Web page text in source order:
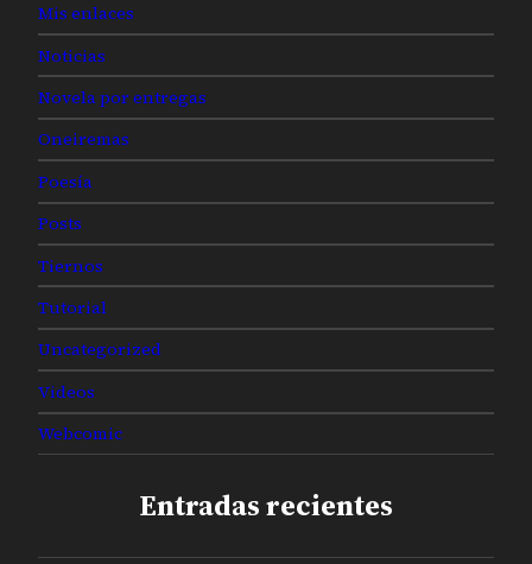
Mis enlaces
Noticias
Novela por entregas
Oneiremas
Poesía
Posts
Tiernos
Tutorial
Uncategorized
Videos
Webcomic
Entradas recientes